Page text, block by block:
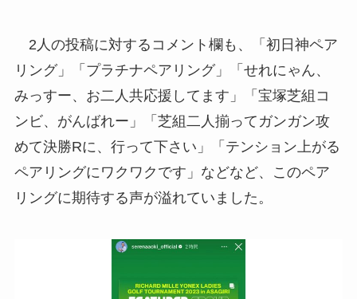
2人の投稿に対するコメント欄も、「初日神ペア
リング」「プラチナペアリング」「せれにゃん、
みっすー、お二人共応援してます」「宝塚芝組コ
ンビ、がんばれー」「芝組二人揃ってガンガン攻
めて決勝Rに、行って下さい」「テンション上がる
ペアリングにワクワクです」などなど、このペア
リングに期待する声が溢れていました。